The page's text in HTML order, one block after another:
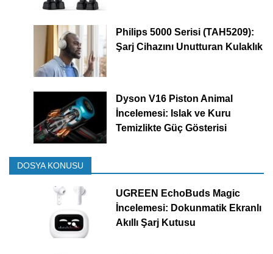
Philips 5000 Serisi (TAH5209):
Şarj Cihazını Unutturan Kulaklık
Dyson V16 Piston Animal
İncelemesi: Islak ve Kuru
Temizlikte Güç Gösterisi
DOSYA KONUSU
UGREEN EchoBuds Magic
İncelemesi: Dokunmatik Ekranlı
Akıllı Şarj Kutusu